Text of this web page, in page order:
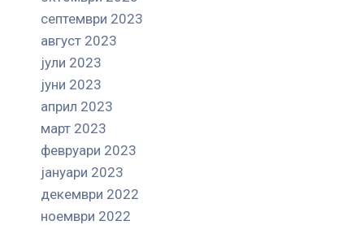
септември 2023
август 2023
јули 2023
јуни 2023
април 2023
март 2023
февруари 2023
јануари 2023
декември 2022
ноември 2022